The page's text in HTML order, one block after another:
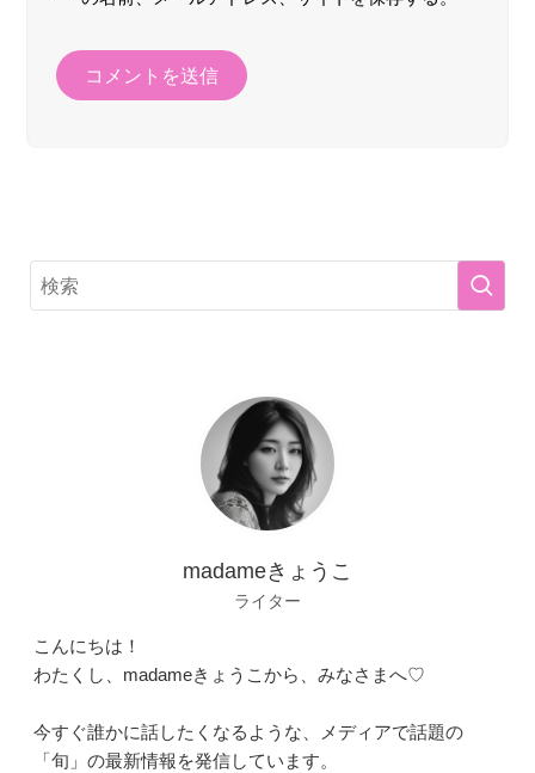
madameきょうこ
ライター
こんにちは！
わたくし、madameきょうこから、みなさまへ♡
今すぐ誰かに話したくなるような、メディアで話題の
「旬」の最新情報を発信しています。